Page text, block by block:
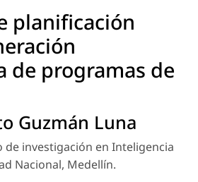
planificación
de programas de
Guzmán Luna
investigación en Inteligencia
Nacional, Medellín.